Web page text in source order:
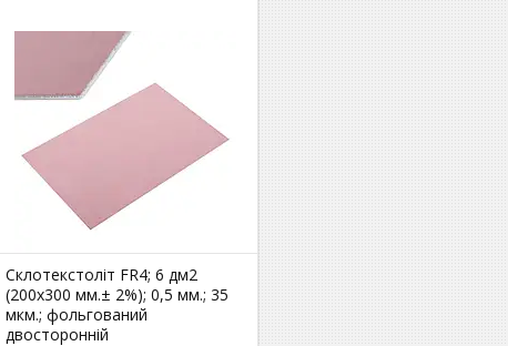
Склотекстоліт FR4; 6 дм2
(200х300 мм.± 2%); 0,5 мм.; 35
мкм.; фольгований
двосторонній